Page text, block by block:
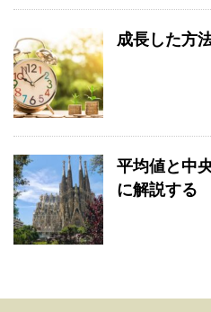
成長した方
平均値と中
に解説する